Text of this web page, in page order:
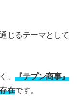
じるテーマとして
、 『テプン商事』
在です。